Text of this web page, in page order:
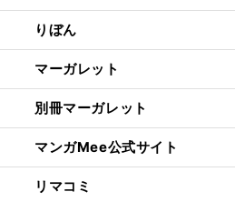
りぼん
マーガレット
別冊マーガレット
マンガMee公式サイト
リマコミ